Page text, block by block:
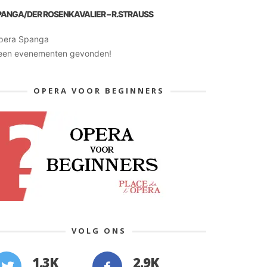
DER ROSENKAVALIER – R.STRAUSS
Spanga
evenementen gevonden!
OPERA VOOR BEGINNERS
VOLG ONS
1.3K